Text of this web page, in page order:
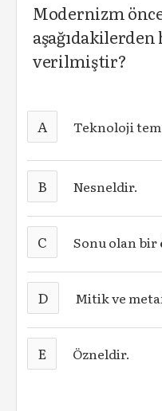
Modernizm
verilmiştir?
A Teknoloji
B Nesneldir.
C Sonu olan bir
D Mitik ve
E Özneldir.